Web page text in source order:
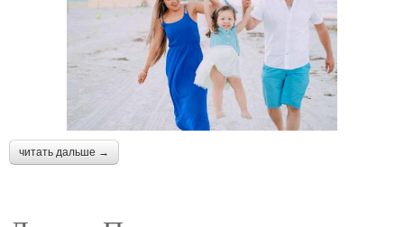
читать дальше →